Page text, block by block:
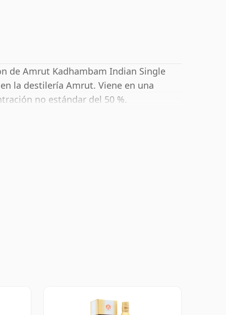
de Amrut Kadhambam Indian Single
la destilería Amrut. Viene en una
no estándar del 50 %.